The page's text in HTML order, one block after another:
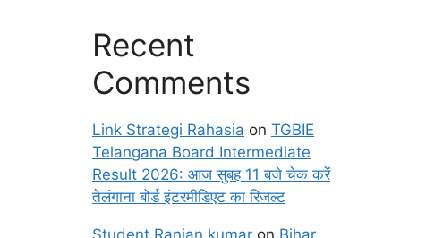
Recent
Comments
Link Strategi Rahasia on TGBIE
Telangana Board Intermediate
Result 2026: आज सुबह 11 बजे चेक करें
तेलंगाना बोर्ड इंटरमीडिएट का रिजल्ट
Student Ranjan kumar on Bihar